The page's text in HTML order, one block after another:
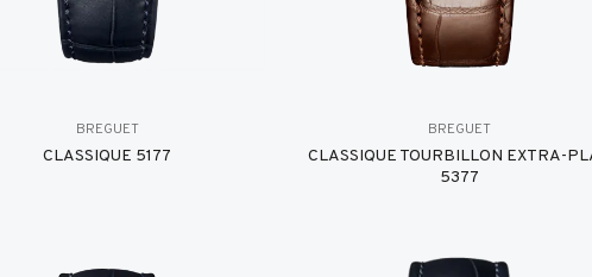
BREGUET
CLASSIQUE 5177
BREGUET
CLASSIQUE TOURBILLON EXTRA-
5377